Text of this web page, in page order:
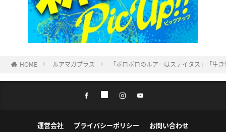
HOME ルアマガプラス 「ボロボロのルアーはステイタス」「生
運営会社 プライバシーポリシー お問い合わせ